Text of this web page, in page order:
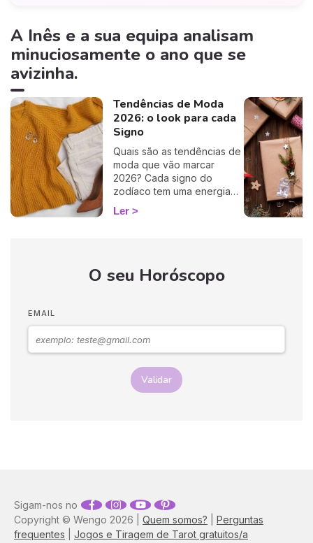
A Inês e a sua equipa analisam
minuciosamente o ano que se
avizinha.
Tendências de Moda
2026: o look para cada
Signo
Quais são as tendências de
moda que vão marcar
2026? Cada signo do
zodíaco tem uma energia
única que se reflete no seu
estilo pessoal. Descubra os
signo!
Ler
O seu Horóscopo
EMAIL
Validar
Copyright © Wengo 2026 | Quem somos?
Perguntas
frequentes
Jogos e Tiragem de Tarot gratuitos/a
Sigam-nos no